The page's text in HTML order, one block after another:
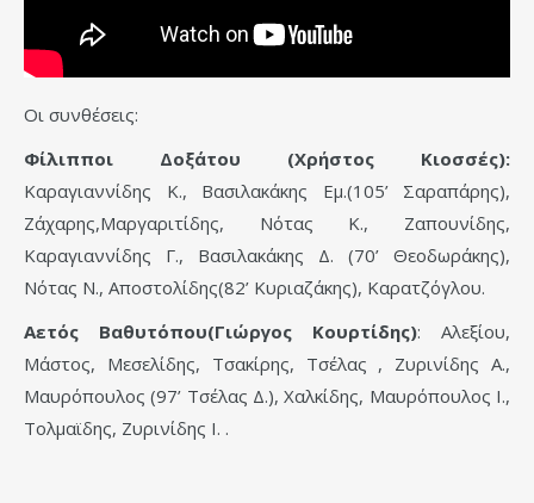
Οι συνθέσεις:
Φίλιπποι Δοξάτου (Χρήστος Κιοσσές):
Καραγιαννίδης Κ., Βασιλακάκης Εμ.(105’ Σαραπάρης),
Ζάχαρης,Μαργαριτίδης, Νότας Κ., Ζαπουνίδης,
Καραγιαννίδης Γ., Βασιλακάκης Δ. (70’ Θεοδωράκης),
Νότας Ν., Αποστολίδης(82’ Κυριαζάκης), Καρατζόγλου.
Αετός Βαθυτόπου(Γιώργος Κουρτίδης): Αλεξίου,
Μάστος, Μεσελίδης, Τσακίρης, Τσέλας , Ζυρινίδης Α.,
Μαυρόπουλος (97’ Τσέλας Δ.), Χαλκίδης, Μαυρόπουλος Ι.,
Τολμαϊδης, Ζυρινίδης Ι. .